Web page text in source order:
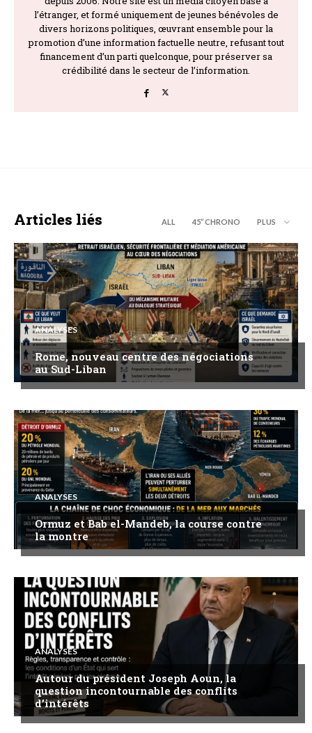
l’étranger, et formé uniquement de jeunes bénévoles de
divers horizons politiques, œuvrant ensemble pour la
promotion d’une information factuelle neutre, refusant tout
financement d’un parti quelconque, pour préserver sa
crédibilité dans le secteur de l’information.
Articles liés ALL 45’’ CHRONO PLUS
ANALYSES
Rome, nouveau centre des négociations
au Sud-Liban
ANALYSES
Ormuz et Bab el-Mandeb, la course contre
la montre
ANALYSES
Autour du président Joseph Aoun, la
question incontournable des conflits
d’intérêts